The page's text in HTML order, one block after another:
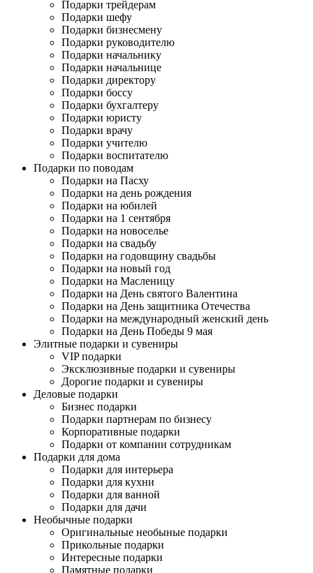
Подарки трейдерам
Подарки шефу
Подарки бизнесмену
Подарки руководителю
Подарки начальнику
Подарки начальнице
Подарки директору
Подарки боссу
Подарки бухгалтеру
Подарки юристу
Подарки врачу
Подарки учителю
Подарки воспитателю
Подарки по поводам
Подарки на Пасху
Подарки на день рождения
Подарки на юбилей
Подарки на 1 сентября
Подарки на новоселье
Подарки на свадьбу
Подарки на годовщину свадьбы
Подарки на новый год
Подарки на Масленицу
Подарки на День святого Валентина
Подарки на День защитника Отечества
Подарки на международный женский день
Подарки на День Победы 9 мая
Элитные подарки и сувениры
VIP подарки
Эксклюзивные подарки и сувениры
Дорогие подарки и сувениры
Деловые подарки
Бизнес подарки
Подарки партнерам по бизнесу
Корпоративные подарки
Подарки от компании сотрудникам
Подарки для дома
Подарки для интерьера
Подарки для кухни
Подарки для ванной
Подарки для дачи
Необычные подарки
Оригинальные необыные подарки
Прикольные подарки
Интересные подарки
Памятные подарки